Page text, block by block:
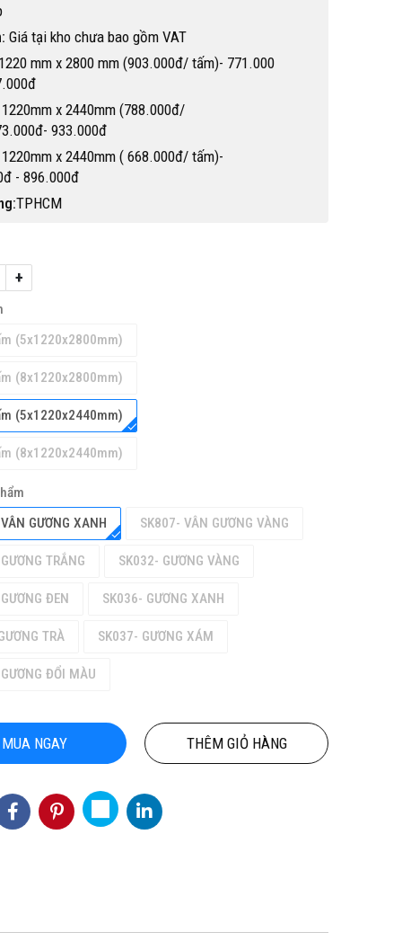
CUỘN
CHÍ
THẢM CUỘN VINYL KHÁNG KHUẨN
Giá tại kho chưa bao gồm VAT
mm x 2800 mm (903.000đ/ tấm)- 771.000
x 2440mm (788.000đ/
933.000đ
x 2440mm ( 668.000đ/ tấm)-
- 896.000đ
TPHCM
+
(5x1220x2800mm)
(8x1220x2800mm)
(5x1220x2440mm)
(8x1220x2440mm)
GƯƠNG XANH
SK807- VÂN GƯƠNG VÀNG
TRẮNG SK032- GƯƠNG VÀNG
ĐEN SK036- GƯƠNG XANH
TRÀ SK037- GƯƠNG XÁM
ĐỔI MÀU
MUA NGAY THÊM GIỎ HÀNG